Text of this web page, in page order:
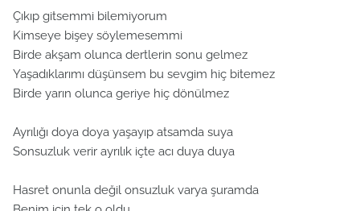
Çıkıp gitsemmi bilemiyorum
Kimseye bişey söylemesemmi
Birde akşam olunca dertlerin sonu gelmez
Yaşadıklarımı düşünsem bu sevgim hiç bitemez
Birde yarın olunca geriye hiç dönülmez
Ayrılığı doya doya yaşayıp atsamda suya
Sonsuzluk verir ayrılık içte acı duya duya
Hasret onunla değil onsuzluk varya şuramda